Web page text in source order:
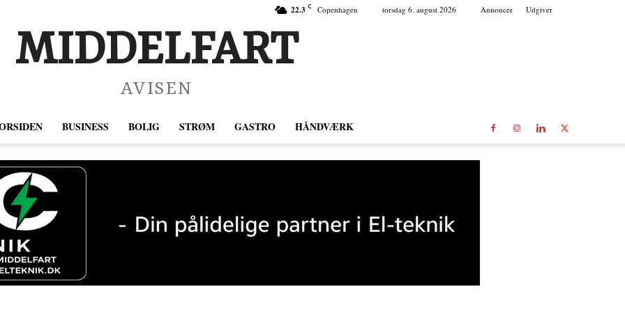
22.3 C Copenhagen torsdag 6. august 2026 Annoncer Udgiver
MIDDELFART
AVISEN
BUSINESS BOLIG STRØM GASTRO HÅNDVÆRK